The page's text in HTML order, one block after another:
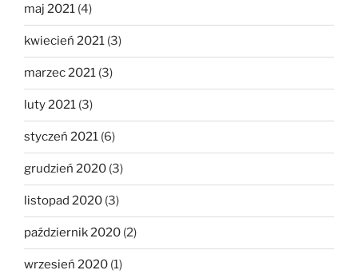
maj 2021 (4)
kwiecień 2021 (3)
marzec 2021 (3)
luty 2021 (3)
styczeń 2021 (6)
grudzień 2020 (3)
listopad 2020 (3)
październik 2020 (2)
wrzesień 2020 (1)